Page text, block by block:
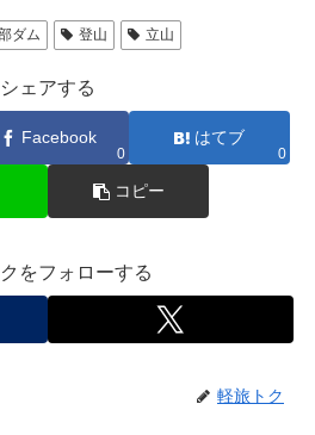
ダム 登山 立山
シェアする
Facebook
0
はてブ
0
コピー
をフォローする
軽旅トク